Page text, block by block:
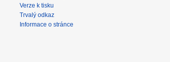
Verze k tisku
Trvalý odkaz
Informace o stránce